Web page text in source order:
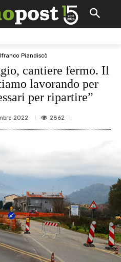
Piandiscò
cantiere fermo. Il
lavorando per
per ripartire”
2022 2862